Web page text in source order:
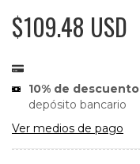
$109.48 USD
10% de descuento
depósito bancario
Ver medios de pago